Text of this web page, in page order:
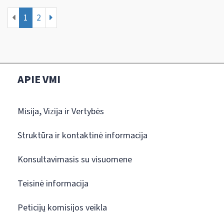
1 2
APIE VMI
Misija, Vizija ir Vertybės
Struktūra ir kontaktinė informacija
Konsultavimasis su visuomene
Teisinė informacija
Peticijų komisijos veikla